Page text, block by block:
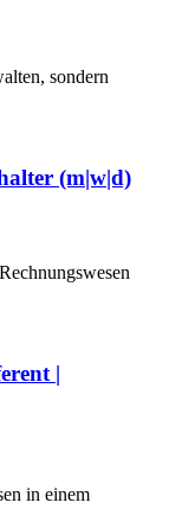
sondern
(m|w|d)
|
in einem